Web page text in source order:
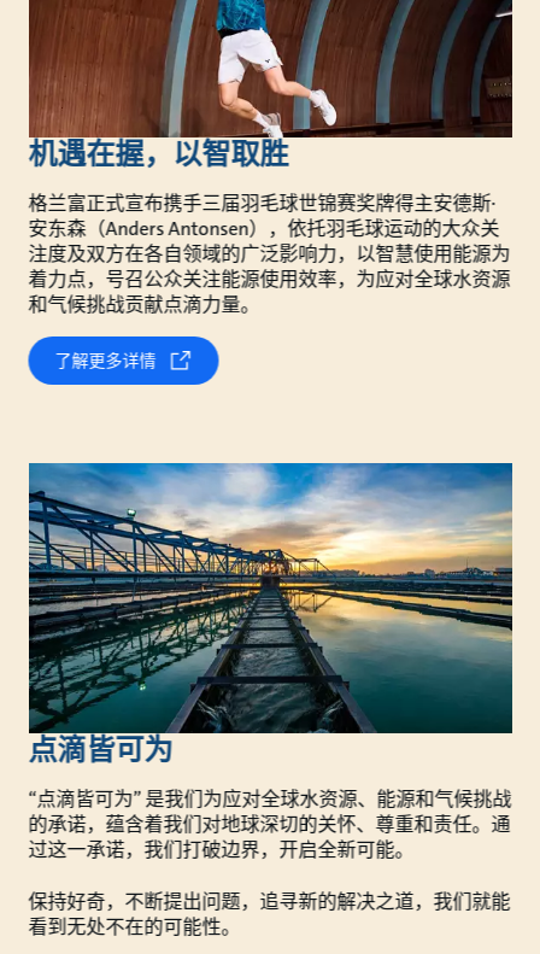
机遇在握，以智取胜
格兰富正式宣布携手三届羽毛球世锦赛奖牌得主安德斯·
安东森（Anders Antonsen），依托羽毛球运动的大众关
注度及双方在各自领域的广泛影响力，以智慧使用能源为
着力点，号召公众关注能源使用效率，为应对全球水资源
和气候挑战贡献点滴力量。
了解更多详情
点滴皆可为
“点滴皆可为” 是我们为应对全球水资源、能源和气候挑战
的承诺，蕴含着我们对地球深切的关怀、尊重和责任。通
过这一承诺，我们打破边界，开启全新可能。
保持好奇，不断提出问题，追寻新的解决之道，我们就能
看到无处不在的可能性。